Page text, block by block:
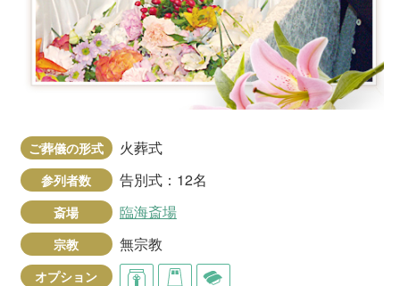
ご葬儀の形式 火葬式
参列者数 告別式：12名
斎場 臨海斎場
宗教 無宗教
オプション